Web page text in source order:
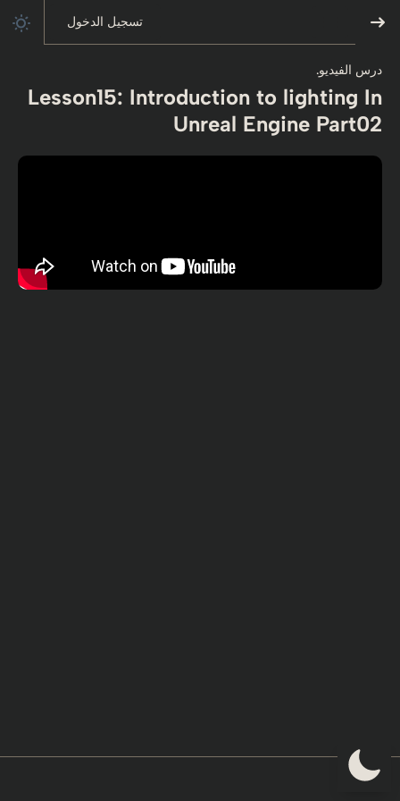
تسجيل الدخول
درس الفيديو.
Lesson15: Introduction to lighting In
Unreal Engine Part02